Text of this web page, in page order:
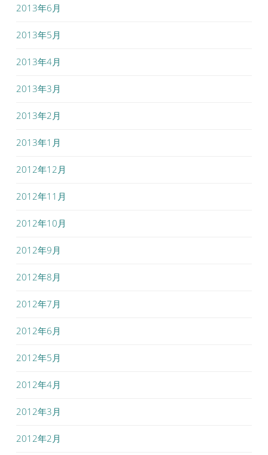
2013年6月
2013年5月
2013年4月
2013年3月
2013年2月
2013年1月
2012年12月
2012年11月
2012年10月
2012年9月
2012年8月
2012年7月
2012年6月
2012年5月
2012年4月
2012年3月
2012年2月